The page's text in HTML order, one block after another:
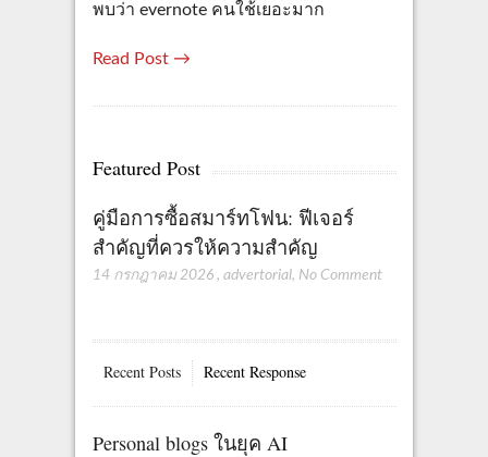
พบว่า evernote คนใช้เยอะมาก
Read Post →
Featured Post
คู่มือการซื้อสมาร์ทโฟน: ฟีเจอร์
สำคัญที่ควรให้ความสำคัญ
14 กรกฎาคม 2026 , advertorial, No Comment
Recent Posts Recent Response
Personal blogs ในยุค AI